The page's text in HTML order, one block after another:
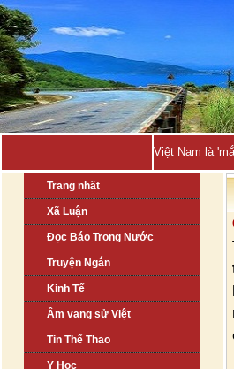
Việt Nam là
Trang nhất
Xã Luận
Đọc Báo Trong Nước
Truyện Ngắn
Kinh Tế
Âm vang sử Việt
Tin Thể Thao
Y Học